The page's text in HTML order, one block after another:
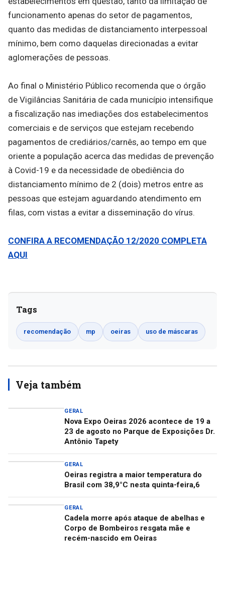
funcionamento apenas do setor de pagamentos,
quanto das medidas de distanciamento interpessoal
mínimo, bem como daquelas direcionadas a evitar
aglomerações de pessoas.
Ao final o Ministério Público recomenda que o órgão
de Vigilâncias Sanitária de cada município intensifique
a fiscalização nas imediações dos estabelecimentos
comerciais e de serviços que estejam recebendo
pagamentos de crediários/carnês, ao tempo em que
oriente a população acerca das medidas de prevenção
à Covid-19 e da necessidade de obediência do
distanciamento mínimo de 2 (dois) metros entre as
pessoas que estejam aguardando atendimento em
filas, com vistas a evitar a disseminação do vírus.
CONFIRA A RECOMENDAÇÃO 12/2020 COMPLETA
AQUI
Tags
recomendação mp oeiras uso de máscaras
Veja também
GERAL
Nova Expo Oeiras 2026 acontece de 19 a
23 de agosto no Parque de Exposições Dr.
Antônio Tapety
GERAL
Oeiras registra a maior temperatura do
Brasil com 38,9°C nesta quinta-feira,6
GERAL
Cadela morre após ataque de abelhas e
Corpo de Bombeiros resgata mãe e
recém-nascido em Oeiras